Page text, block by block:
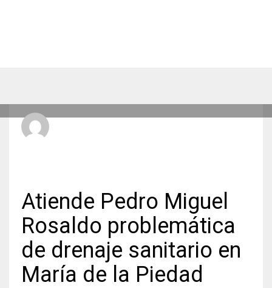
Radio Hit La Xplosiva 92.3 FM
Atiende Pedro Miguel
Rosaldo problemática
de drenaje sanitario en
María de la Piedad